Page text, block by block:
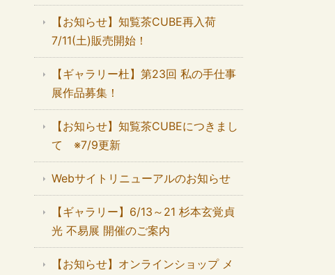
【お知らせ】知覧茶CUBE再入荷
7/11(土)販売開始！
【ギャラリー杜】第23回 私の手仕事
展作品募集！
【お知らせ】知覧茶CUBEにつきまし
て ※7/9更新
Webサイトリニューアルのお知らせ
【ギャラリー】6/13～21 杉本玄覚貞
光 不易展 開催のご案内
【お知らせ】オンラインショップ メ